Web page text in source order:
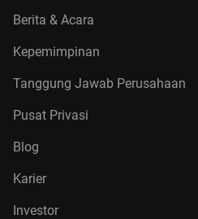
Berita & Acara
Kepemimpinan
Tanggung Jawab Perusahaan
Pusat Privasi
Blog
Karier
Investor